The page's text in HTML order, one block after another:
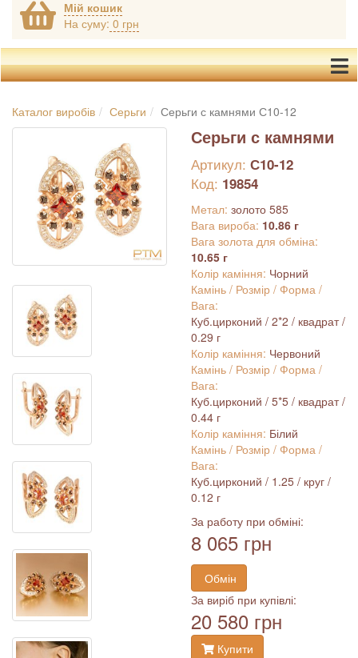
Мій кошик
На суму: 0 грн
Каталог виробів Серьги Серьги с камнями С10-12
Серьги с камнями
Артикул: С10-12
Код: 19854
Метал: золото 585
Вага вироба: 10.86 г
Вага золота для обміна:
10.65 г
Колір каміння: Чорний
Камінь / Розмір / Форма /
Вага:
Куб.цирконий / 2*2 / квадрат /
0.29 г
Колір каміння: Червоний
Камінь / Розмір / Форма /
Вага:
Куб.цирконий / 5*5 / квадрат /
0.44 г
Колір каміння: Білий
Камінь / Розмір / Форма /
Вага:
Куб.цирконий / 1.25 / круг /
0.12 г
За работу при обміні:
8 065 грн
Обмін
За виріб при купівлі:
20 580 грн
Купити